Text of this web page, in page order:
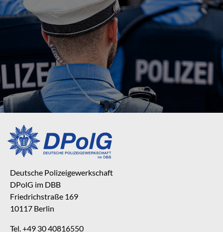
Deutsche Polizeigewerkschaft
DPolG im DBB
Friedrichstraße 169
10117 Berlin
Tel. +49 30 40816550